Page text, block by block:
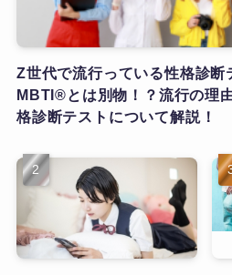
Z世代で流行っている性格診断
MBTI®とは別物！？流行の
格診断テストについて解説！